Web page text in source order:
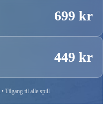
699 kr
449 kr
Tilgang til alle spill